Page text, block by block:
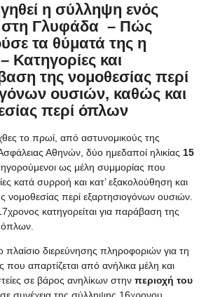
η σύλληψη ενός
στη Γλυφάδα – Πώς
τα θύματά της η
Κατηγορίες και
της νομοθεσίας περί
ουσιών, καθώς και
περί όπλων
το πρωί, από αστυνομικούς της
Αθηνών, δύο ημεδαποί ηλικίας 15
ως μέλη συμμορίας που
κατά συρροή και κατ’ εξακολούθηση και
νομοθεσίας περί εξαρτησιογόνων ουσιών.
κατηγορείται για παράβαση της
όπλων.
πλαίσιο διερεύνησης πληροφοριών για τη
απαρτίζεται από ανήλικα μέλη και
σε βάρος ανηλίκων στην περιοχή του